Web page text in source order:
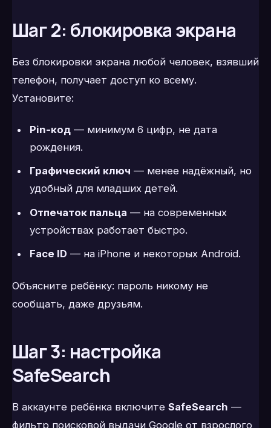
Шаг 2: блокировка экрана
Без блокировки экрана любой человек, взявший
телефон, получает доступ ко всему.
Установите:
Pin-код— минимум 6 цифр, не дата
рождения.
Графический ключ — менее надёжный, но
удобный для младших детей.
Отпечаток пальца — на современных
устройствах работает быстро.
Face ID — на iPhone и некоторых Android.
Объясните ребёнку: пароль никому не
сообщать, даже друзьям.
Шаг 3: настройка
SafeSearch
В аккаунте ребёнка включите SafeSearch —
фильтр поисковой выдачи Google от взрослого